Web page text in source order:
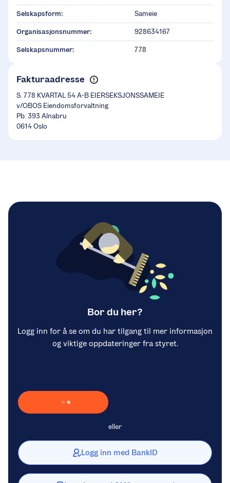
Selskapsform: Sameie
Organisasjonsnummer: 928634167
Selskapsnummer: 778
Fakturaadresse
S. 778 KVARTAL 54 A-B EIERSEKSJONSSAMEIE
v/OBOS Eiendomsforvaltning
Pb. 393 Alnabru
0614 Oslo
Bor du her?
Logg inn for å se om du har tilgang til mer informasjon
og viktige oppdateringer fra styret.
Laster inn Vipps …
eller
Logg inn med BankID